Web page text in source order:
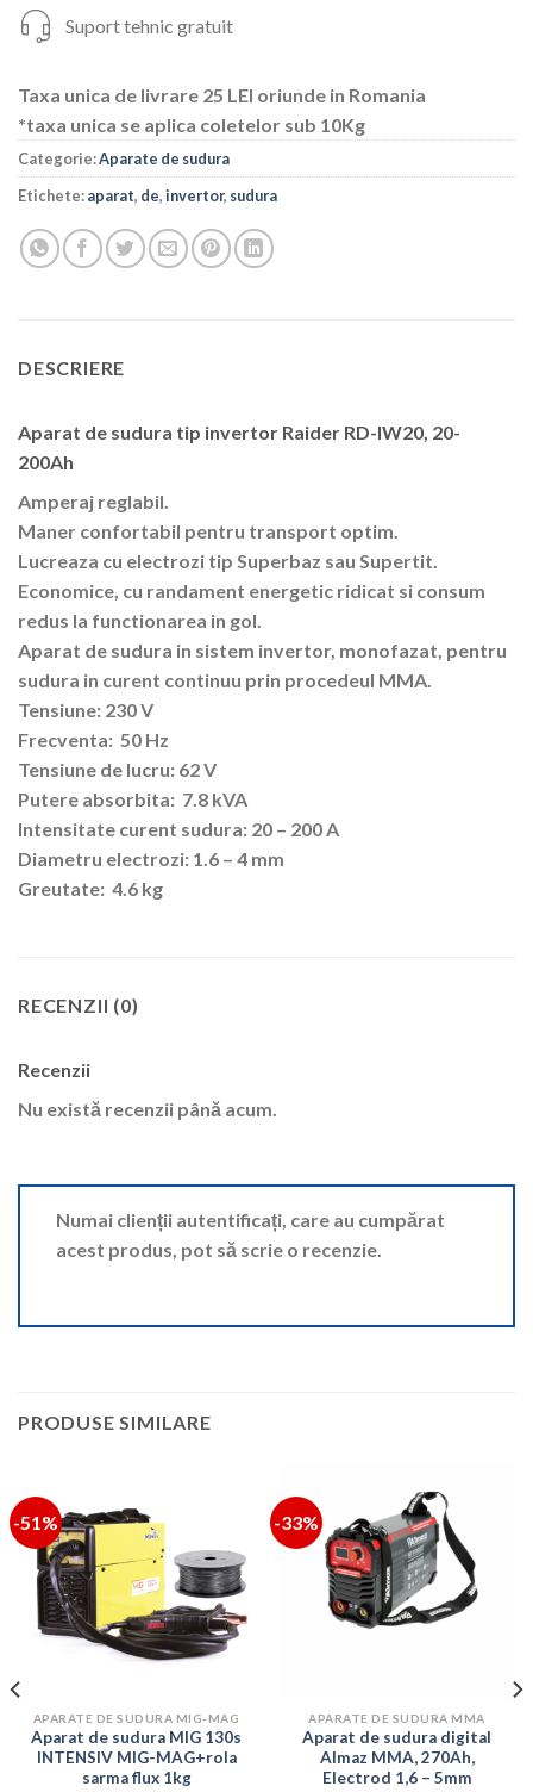
Suport tehnic gratuit
Taxa unica de livrare 25 LEI oriunde in Romania
*taxa unica se aplica coletelor sub 10Kg
Categorie:Aparate de sudura
Etichete:aparat, de,invertor, sudura
DESCRIERE
Aparat de sudura tip invertor Raider RD-IW20, 20-
200Ah
Amperaj reglabil.
Maner confortabil pentru transport optim.
Lucreaza cu electrozi tip Superbaz sau Supertit.
Economice, cu randament energetic ridicat si consum
redus la functionarea in gol.
Aparat de sudura in sistem invertor, monofazat, pentru
sudura in curent continuu prin procedeul MMA.
Tensiune: 230 V
Frecventa: 50 Hz
Tensiune de lucru: 62 V
Putere absorbita: 7.8 kVA
Intensitate curent sudura: 20 – 200 A
Diametru electrozi: 1.6 – 4 mm
Greutate: 4.6 kg
RECENZII (0)
Recenzii
Nu există recenzii până acum.
Numai clienții autentificați, care au cumpărat
acest produs, pot să scrie o recenzie.
PRODUSE SIMILARE
-51%
APARATE DE SUDURA MIG-MAG
Aparat de sudura MIG 130s
INTENSIV MIG-MAG+rola
sarma flux 1kg
-33%
APARATE DE SUDURA MMA
Aparat de sudura digital
Almaz MMA, 270Ah,
Electrod 1,6 – 5mm